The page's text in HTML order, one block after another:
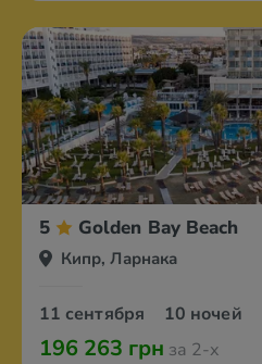
5 Golden Bay Beach
Кипр, Ларнака
11 сентября 10 ночей
196 263 грн за 2-х